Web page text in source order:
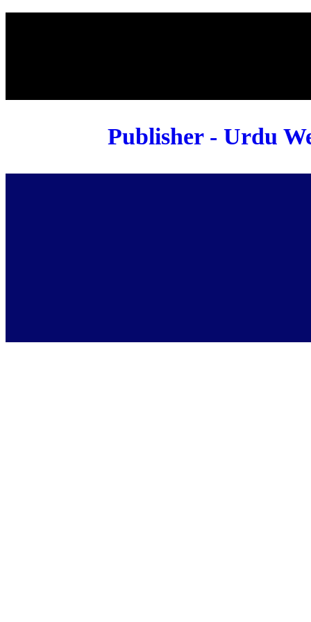
Publisher - Urdu